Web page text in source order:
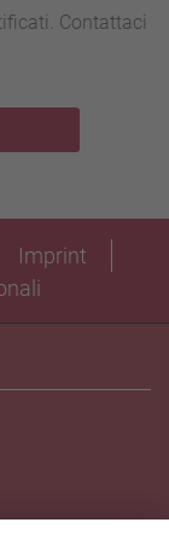
Contattaci
Imprint